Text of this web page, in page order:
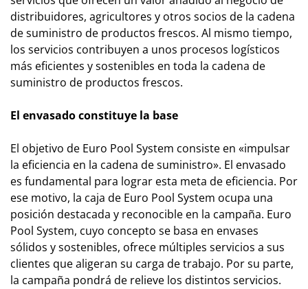
distribuidores, agricultores y otros socios de la cadena
de suministro de productos frescos. Al mismo tiempo,
los servicios contribuyen a unos procesos logísticos
más eficientes y sostenibles en toda la cadena de
suministro de productos frescos.
El envasado constituye la base
El objetivo de Euro Pool System consiste en «impulsar
la eficiencia en la cadena de suministro». El envasado
es fundamental para lograr esta meta de eficiencia. Por
ese motivo, la caja de Euro Pool System ocupa una
posición destacada y reconocible en la campaña. Euro
Pool System, cuyo concepto se basa en envases
sólidos y sostenibles, ofrece múltiples servicios a sus
clientes que aligeran su carga de trabajo. Por su parte,
la campaña pondrá de relieve los distintos servicios.